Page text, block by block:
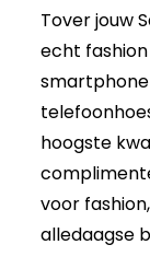
Tover jouw
echt
smartphone
hoogste
voor
alledaagse